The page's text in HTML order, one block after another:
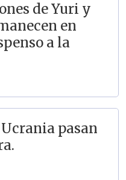
de Yuri y
en
a la
pasan